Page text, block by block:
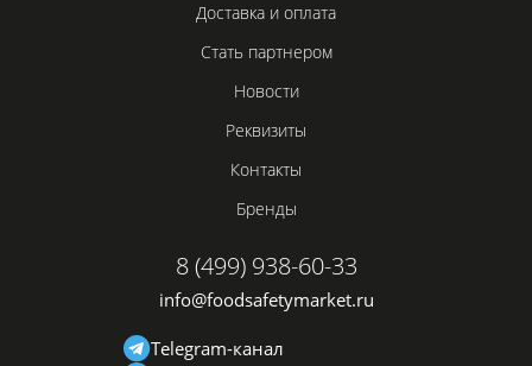
Доставка и оплата
Стать партнером
Новости
Реквизиты
Контакты
Бренды
8 (499) 938-60-33
info@foodsafetymarket.ru
Telegram-канал